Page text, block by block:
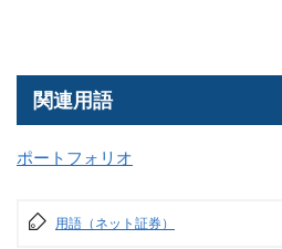
関連用語
ポートフォリオ
用語（ネット証券）